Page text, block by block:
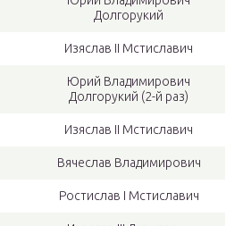
Долгорукий
Изяслав II Мстиславич
Юрий Владимирович
Долгорукий (2-й раз)
Изяслав II Мстиславич
Вячеслав Владимирович
Ростислав I Мстиславич